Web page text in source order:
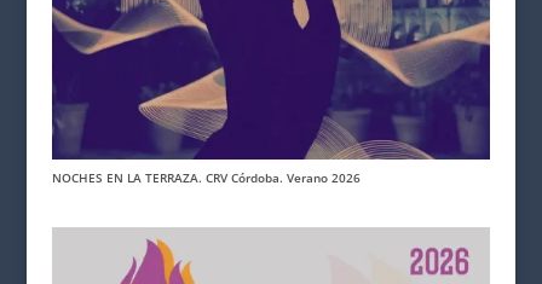
NOCHES EN LA TERRAZA. CRV Córdoba. Verano 2026